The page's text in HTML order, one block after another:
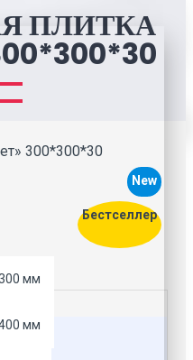
мм
мм
ПЛИТКА
New
Бестселлер